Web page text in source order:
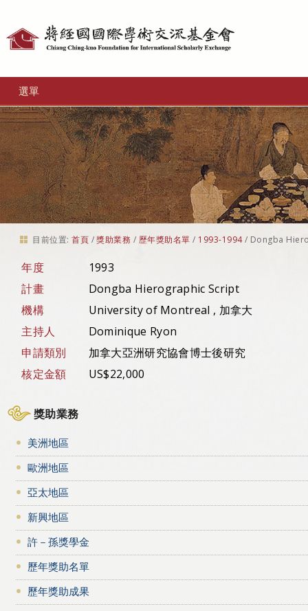
選單
目前位置: 首頁 /獎助業務 / 歷年獎助名單 / 1993-1994 / Dongba
年度
1993
計畫
Dongba Hierographic Script
機構
University of Montreal , 加拿大
主持人
Dominique Ryon
申請類別
加拿大亞洲研究協會博士後研究
核定金額
US$22,000
獎助業務
美洲地區
歐洲地區
亞太地區
新興地區
許－孫獎學金
歷年獎助名單
歷年獎助成果